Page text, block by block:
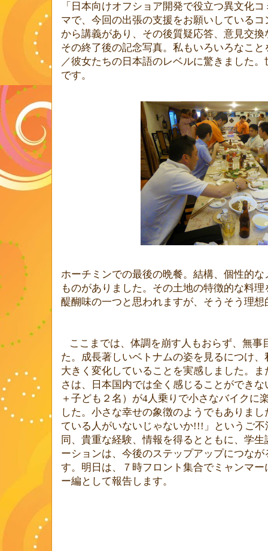
「日本向けオフショア開発で役立つ異文化
マで、今回の出張の支援をお願いしている
から講義があり、その後質疑応答、意見交
その終了後の記念写真。私もいろいろなこ
／彼女たちの日本語のレベルに驚きました
です。
ホーチミンでの最後の晩餐。結構、個性的
ものがありました。その土地の特徴的な料
醍醐味の一つと思われますが、そうそう理
ここまでは、体調を崩す人もおらず、無
た。成長著しいベトナムの姿を見るにつけ
大きく変化していることを実感しました。
さは、日本国内では全く感じることができ
＋子ども２名）が4人乗りで小さなバイクに
した。小さな幸せの象徴のようでもありま
ている人がいないじゃないか!!! 」というご
同、貴重な経験、情報を得るとともに、学
ーションは、今後のステップアップにつな
す。明日は、７時フロント集合でミャンマ
ー編として報告します。